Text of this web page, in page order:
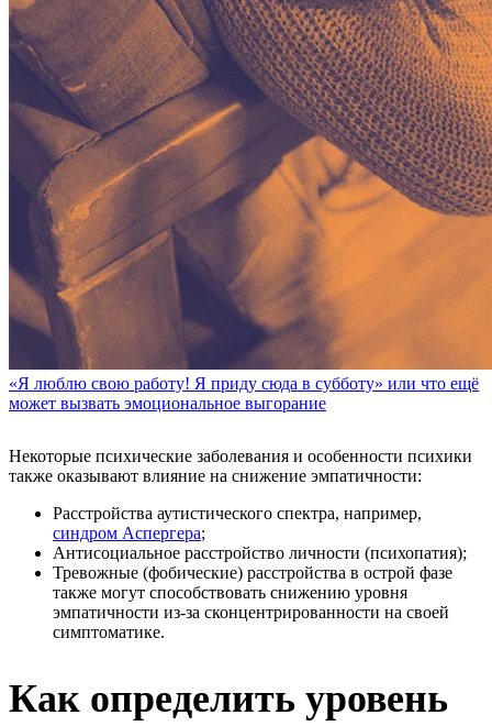
«Я люблю свою работу! Я приду сюда в субботу» или что ещё
может вызвать эмоциональное выгорание
Некоторые психические заболевания и особенности психики
также оказывают влияние на снижение эмпатичности:
Расстройства аутистического спектра, например,
синдром Аспергера;
Антисоциальное расстройство личности (психопатия);
Тревожные (фобические) расстройства в острой фазе
также могут способствовать снижению уровня
эмпатичности из-за сконцентрированности на своей
симптоматике.
Как определить уровень